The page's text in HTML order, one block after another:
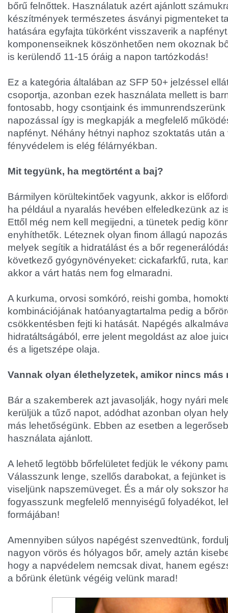
bőrű felnőttek. Használatuk azért ajánlott
készítmények természetes ásványi pigmenteket
hatására egyfajta tükörként visszaverik a
komponenseiknek köszönhetően nem okoznak
is kerülendő 11-15 óráig a napon tartózkodás!
Ez a kategória általában az SFP 50+ jelzéssel
csoportja, azonban ezek használata mellett is
fontosabb, hogy csontjaink és immunrendszerünk
napozással így is megkapják a megfelelő
napfényt. Néhány hétnyi naphoz szoktatás után
fényvédelem is elég félárnyékban.
Mit tegyünk, ha megtörtént a baj?
Bármilyen körültekintőek vagyunk, akkor is
ha például a nyaralás hevében elfeledkezünk az
Ettől még nem kell megijedni, a tünetek pedig
enyhíthetők. Léteznek olyan finom állagú
melyek segítik a hidratálást és a bőr
következő gyógynövényeket: cickafarkfű, ruta,
akkor a várt hatás nem fog elmaradni.
A kurkuma, orvosi somkóró, reishi gomba,
kombinációjának hatóanyagtartalma pedig a
csökkentésben fejti ki hatását. Napégés
hidratáltságából, erre jelent megoldást az aloe
és a ligetszépe olaja.
Vannak olyan élethelyzetek, amikor nincs más
Bár a szakemberek azt javasolják, hogy nyári
kerüljük a tűző napot, adódhat azonban olyan
más lehetőségünk. Ebben az esetben a
használata ajánlott.
A lehető legtöbb bőrfelületet fedjük le vékony
Válasszunk lenge, szellős darabokat, a fejünket
viseljünk napszemüveget. És a már oly sokszor
fogyasszunk megfelelő mennyiségű folyadékot,
formájában!
Amennyiben súlyos napégést szenvedtünk,
nagyon vörös és hólyagos bőr, amely aztán
hogy a napvédelem nemcsak divat, hanem
a bőrünk életünk végéig velünk marad!